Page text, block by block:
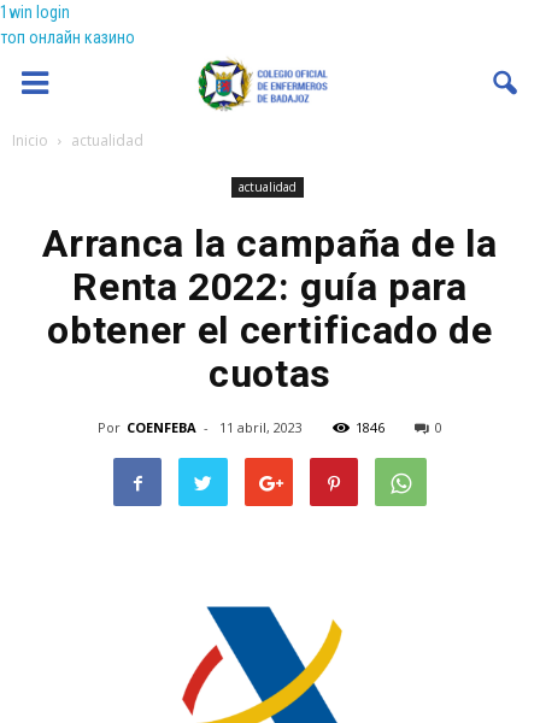
1win login
топ онлайн казино
Coenfeba
Inicio actualidad
actualidad
Arranca la campaña de la
Renta 2022: guía para
obtener el certificado de
cuotas
Por COENFEBA - 11 abril, 2023 1846 0